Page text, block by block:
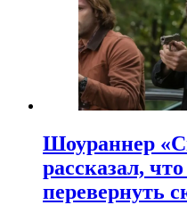
Шоураннер
рассказал,
перевернуть